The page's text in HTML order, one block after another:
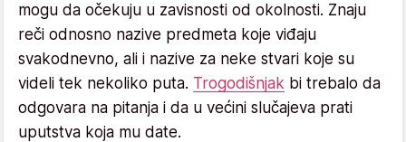
mogu da očekuju u zavisnosti od okolnosti. Znaju
reči odnosno nazive predmeta koje viđaju
svakodnevno, ali i nazive za neke stvari koje su
videli tek nekoliko puta. Trogodišnjak bi trebalo da
odgovara na pitanja i da u većini slučajeva prati
uputstva koja mu date.